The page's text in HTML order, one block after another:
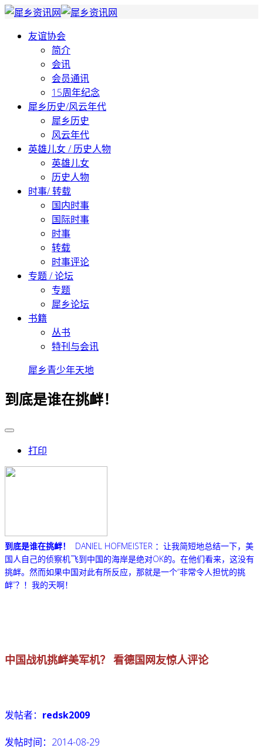
友谊协会
简介
会讯
会员通讯
15周年纪念
犀乡历史/风云年代
犀乡历史
风云年代
英雄儿女 / 历史人物
英雄儿女
历史人物
时事/ 转载
国内时事
国际时事
时事
转载
时事评论
专题 / 论坛
专题
犀乡论坛
书籍
丛书
特刊与会讯
犀乡青少年天地
到底是谁在挑衅！
打印
到底是谁在挑衅！ DANIEL HOFMEISTER ： 让我简短地总结一下，美
国人自己的侦察机飞到中国的海岸是绝对OK的。在他们看来，这没有
挑衅。然而如果中国对此有所反应，那就是一个“非常令人担忧的挑
衅”？！我的天啊！
中国战机挑衅美军机？ 看德国网友惊人评论
发帖者： redsk2009
发帖时间：2014-08-29